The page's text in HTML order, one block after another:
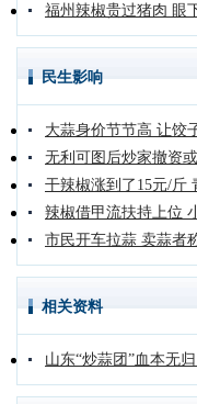
福州辣椒贵过猪肉 眼
民生影响
大蒜身价节节高 让饺
无利可图后炒家撤资
干辣椒涨到了15元/斤
辣椒借甲流扶持上位
市民开车拉蒜 卖蒜者
相关资料
山东“炒蒜团”血本无